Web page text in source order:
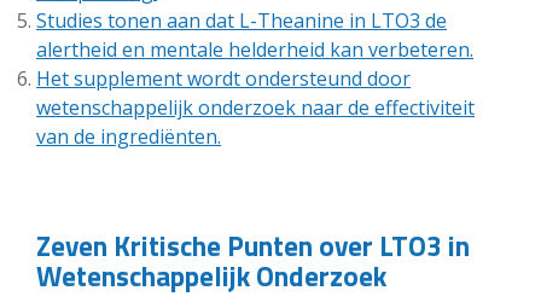
Studies tonen aan dat L-Theanine in LTO3 de
alertheid en mentale helderheid kan verbeteren.
Het supplement wordt ondersteund door
wetenschappelijk onderzoek naar de effectiviteit
van de ingrediënten.
Zeven Kritische Punten over LTO3 in
Wetenschappelijk Onderzoek